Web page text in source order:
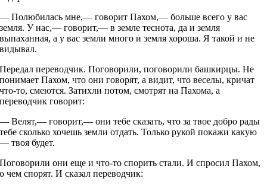
— Полюбилась мне,— говорит Пахом,— больше всего у вас
земля. У нас,— говорит,— в земле теснота, да и земля
выпаханная, а у вас земли много и земля хороша. Я такой и не
видывал.
Передал переводчик. Поговорили, поговорили башкирцы. Не
понимает Пахом, что они говорят, а видит, что веселы, кричат
что-то, смеются. Затихли потом, смотрят на Пахома, а
переводчик говорит:
— Велят,— говорит,— они тебе сказать, что за твое добро рады
тебе сколько хочешь земли отдать. Только рукой покажи какую
— твоя будет.
Поговорили они еще и что-то спорить стали. И спросил Пахом,
о чем спорят. И сказал переводчик: